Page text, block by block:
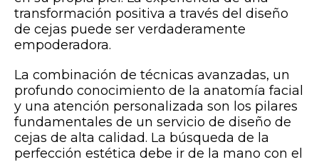
transformación positiva a través del diseño
de cejas puede ser verdaderamente
empoderadora.
La combinación de técnicas avanzadas, un
profundo conocimiento de la anatomía facial
y una atención personalizada son los pilares
fundamentales de un servicio de diseño de
cejas de alta calidad. La búsqueda de la
perfección estética debe ir de la mano con el